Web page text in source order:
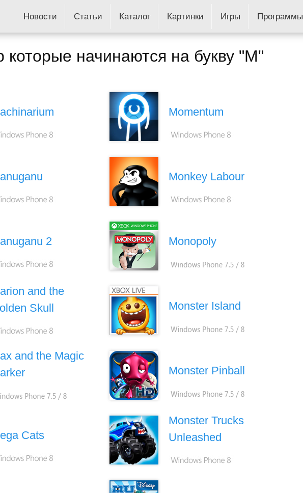
Новости Статьи Каталог Картинки Игры Программы
которые начинаются на букву "M"
2
and the
Skull
and the Magic
Cats
Momentum
Monkey Labour
Monopoly
Monster Island
Monster Pinball
Monster Trucks
Unleashed